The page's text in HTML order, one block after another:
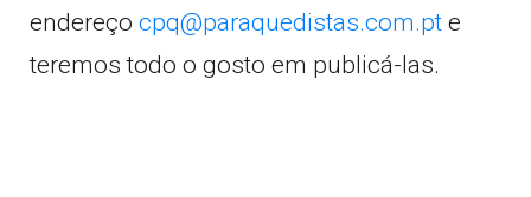
endereço cpq@paraquedistas.com.pt e
teremos todo o gosto em publicá-las.